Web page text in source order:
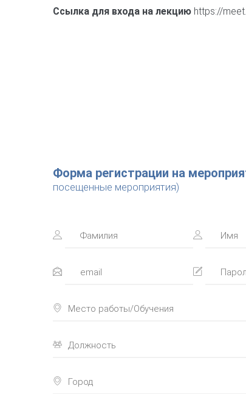
Ссылка для входа на лекцию https://
Форма регистрации на
посещенные мероприятия)